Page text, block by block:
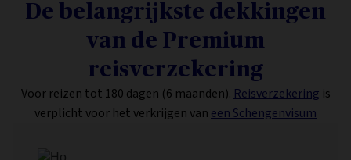
De belangrijkste dekkingen
van de Premium
reisverzekering
Voor reizen tot 180 dagen (6 maanden). Reisverzekering is
verplicht voor het verkrijgen van een Schengenvisum